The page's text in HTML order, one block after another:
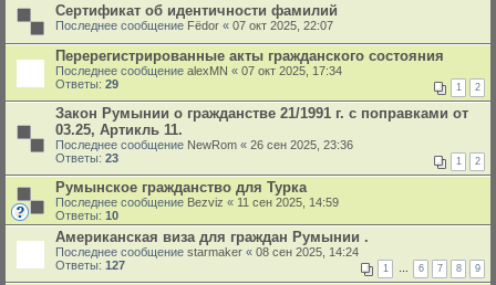
Сертификат об идентичности фамилий
Последнее сообщение Fёdor « 07 окт 2025, 22:07
Перерегистрированные акты гражданского состояния
Последнее сообщение alexMN « 07 окт 2025, 17:34
Ответы: 29 1 2
Закон Румынии о гражданстве 21/1991 г. с поправками от
03.25, Артикль 11.
Последнее сообщение NewRom « 26 сен 2025, 23:36
Ответы: 23 1 2
Румынское гражданство для Турка
Последнее сообщение Bezviz « 11 сен 2025, 14:59
Ответы: 10
Американская виза для граждан Румынии .
Последнее сообщение starmaker « 08 сен 2025, 14:24
Ответы: 127 1 … 6 7 8 9